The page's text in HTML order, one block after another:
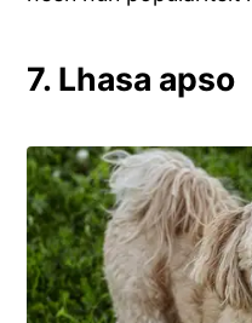
7. Lhasa apso